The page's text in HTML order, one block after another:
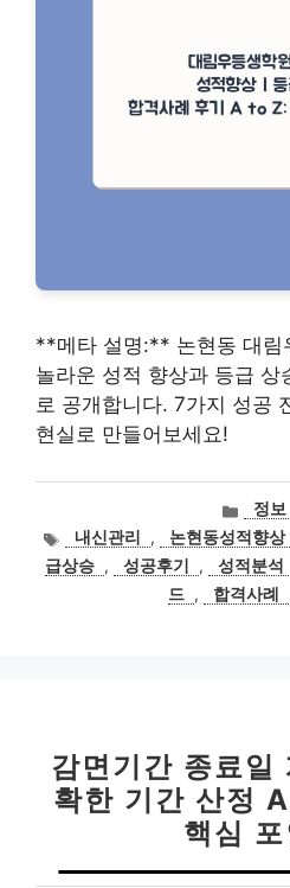
**메타 설명:** 논현동 대림
놀라운 성적 향상과 등급
로 공개합니다. 7가지 성공
현실로 만들어보세요!
카
테
고
리
정보
태
그
내신관리 , 논현동성적향상
급상승 , 성공후기 , 성적분석
드 , 합격사례
감면기간 종료일
확한 기간 산정
핵심